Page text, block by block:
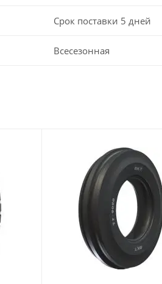
Срок поставки 5 дней
Всесезонная